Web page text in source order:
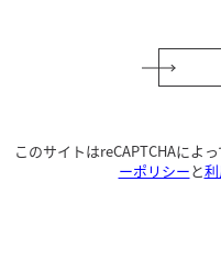
このサイトはreCAPTCHAによ
ーポリシーと